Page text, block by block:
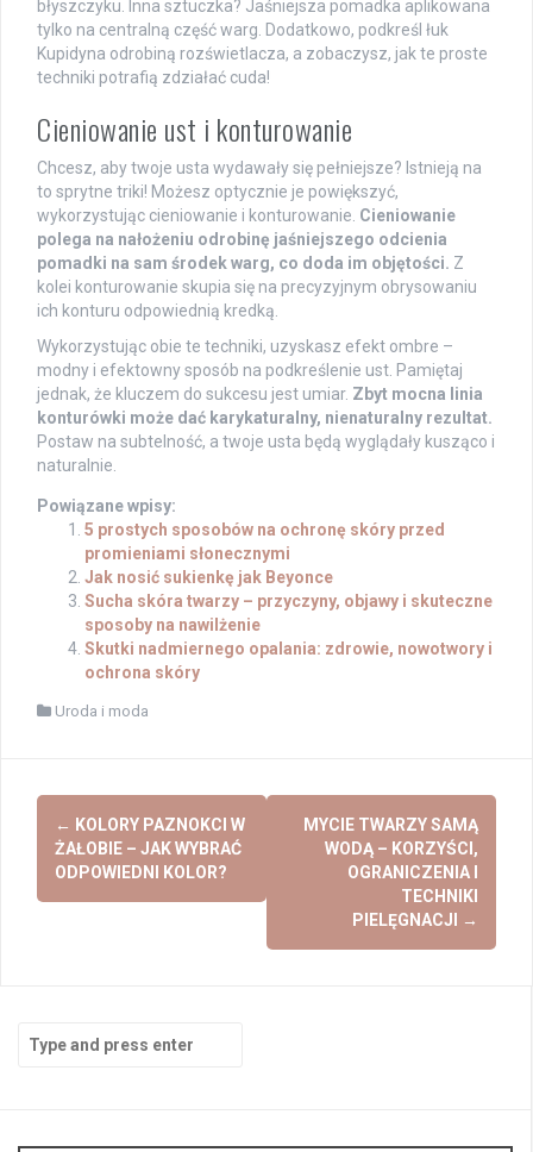
błyszczyku. Inna sztuczka? Jaśniejsza pomadka aplikowana
tylko na centralną część warg. Dodatkowo, podkreśl łuk
Kupidyna odrobiną rozświetlacza, a zobaczysz, jak te proste
techniki potrafią zdziałać cuda!
Cieniowanie ust i konturowanie
Chcesz, aby twoje usta wydawały się pełniejsze? Istnieją na
to sprytne triki! Możesz optycznie je powiększyć,
wykorzystując cieniowanie i konturowanie. Cieniowanie
polega na nałożeniu odrobinę jaśniejszego odcienia
pomadki na sam środek warg, co doda im objętości. Z
kolei konturowanie skupia się na precyzyjnym obrysowaniu
ich konturu odpowiednią kredką.
Wykorzystując obie te techniki, uzyskasz efekt ombre –
modny i efektowny sposób na podkreślenie ust. Pamiętaj
jednak, że kluczem do sukcesu jest umiar. Zbyt mocna linia
konturówki może dać karykaturalny, nienaturalny rezultat.
Postaw na subtelność, a twoje usta będą wyglądały kusząco i
naturalnie.
Powiązane wpisy:
5 prostych sposobów na ochronę skóry przed
promieniami słonecznymi
Jak nosić sukienkę jak Beyonce
Sucha skóra twarzy – przyczyny, objawy i skuteczne
sposoby na nawilżenie
Skutki nadmiernego opalania: zdrowie, nowotwory i
ochrona skóry
Uroda i moda
Post
navigation
← KOLORY PAZNOKCI W
ŻAŁOBIE – JAK WYBRAĆ
ODPOWIEDNI KOLOR?
MYCIE TWARZY SAMĄ
WODĄ – KORZYŚCI,
OGRANICZENIA I
TECHNIKI
PIELĘGNACJI
→
for: